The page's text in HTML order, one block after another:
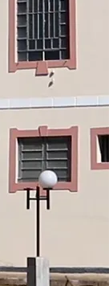
por
e
que
é de
para o
e
livres de
do